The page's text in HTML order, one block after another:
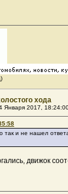
хода
Января 2017,
так и не нашел
движок